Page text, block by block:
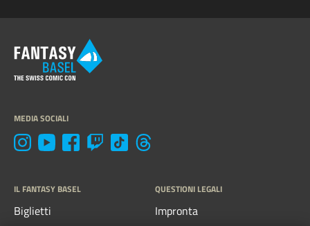
MEDIA SOCIALI
IL FANTASY BASEL
Biglietti
QUESTIONI LEGALI
Impronta